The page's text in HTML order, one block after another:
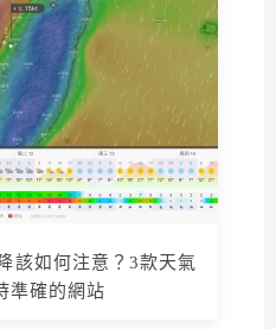
該如何注意？3款天氣
準確的網站